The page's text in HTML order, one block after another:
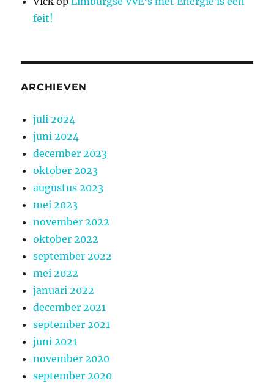
feit!
ARCHIEVEN
juli 2024
juni 2024
december 2023
oktober 2023
augustus 2023
mei 2023
november 2022
oktober 2022
september 2022
mei 2022
januari 2022
december 2021
september 2021
juni 2021
november 2020
september 2020